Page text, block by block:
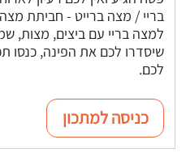
בריי / מצה ברייט - חביתת
למצה בריי עם ביצים, מצות,
שיסדרו לכם את הפינה, כנסו
לכם.
כניסה למתכון